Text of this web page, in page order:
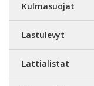
Kulmasuojat
Lastulevyt
Lattialistat